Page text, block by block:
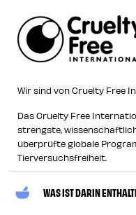
Wir sind von Cruelty Free
Das Cruelty Free
strengste,
überprüfte globale
Tierversuchsfreiheit.
WAS IST DARIN